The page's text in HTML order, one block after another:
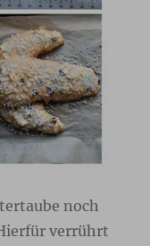
noch
verrührt